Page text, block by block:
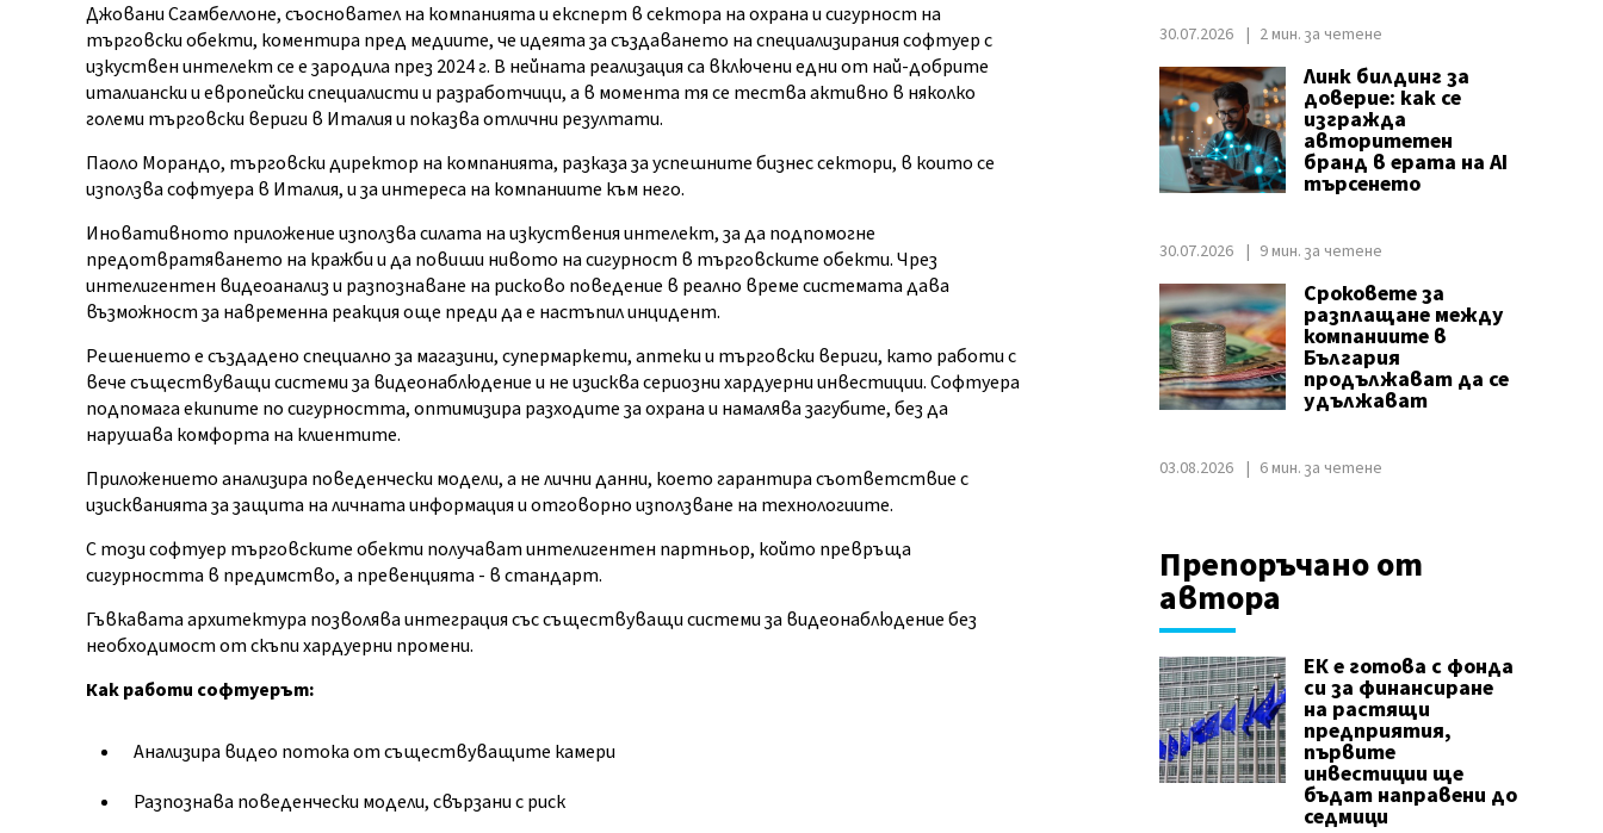
Джовани Сгамбеллоне, съосновател на компанията и експерт в сектора на охрана и сигурност на
търговски обекти, коментира пред медиите, че идеята за създаването на специализирания софтуер с
изкуствен интелект се е зародила през 2024 г. В нейната реализация са включени едни от най-добрите
италиански и европейски специалисти и разработчици, а в момента тя се тества активно в няколко
големи търговски вериги в Италия и показва отлични резултати.
Паоло Морандо, търговски директор на компанията, разказа за успешните бизнес сектори, в които се
използва софтуера в Италия, и за интереса на компаниите към него.
Иновативното приложение използва силата на изкуствения интелект, за да подпомогне
предотвратяването на кражби и да повиши нивото на сигурност в търговските обекти. Чрез
интелигентен видеоанализ и разпознаване на рисково поведение в реално време системата дава
възможност за навременна реакция още преди да е настъпил инцидент.
Решението е създадено специално за магазини, супермаркети, аптеки и търговски вериги, като работи с
вече съществуващи системи за видеонаблюдение и не изисква сериозни хардуерни инвестиции. Софтуера
подпомага екипите по сигурността, оптимизира разходите за охрана и намалява загубите, без да
нарушава комфорта на клиентите.
Приложението анализира поведенчески модели, а не лични данни, което гарантира съответствие с
изискванията за защита на личната информация и отговорно използване на технологиите.
С този софтуер търговските обекти получават интелигентен партньор, който превръща
сигурността в предимство, а превенцията - в стандарт.
Гъвкавата архитектура позволява интеграция със съществуващи системи за видеонаблюдение без
необходимост от скъпи хардуерни промени.
Как работи софтуерът:
Анализира видео потока от съществуващите камери
Разпознава поведенчески модели, свързани с риск
30.07.2026 2 мин. за четене
Линк билдинг за
доверие: как се
изгражда
авторитетен
бранд в ерата на AI
търсенето
30.07.2026 9 мин. за четене
Сроковете за
разплащане между
компаниите в
България
продължават да се
удължават
03.08.2026 6 мин. за четене
Препоръчано от
автора
ЕК е готова с фонда
си за финансиране
на растящи
предприятия,
първите
инвестиции ще
бъдат направени до
седмици